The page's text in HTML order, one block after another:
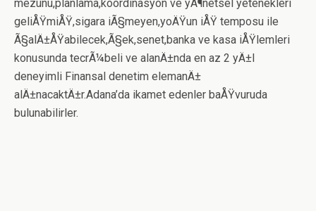
mezunu,planlama,koordinasyon ve yÃ¶netsel yetenekleri
geliÅŸmiÅŸ,sigara iÃ§meyen,yoÄŸun iÅŸ temposu ile
Ã§alÄ±ÅŸabilecek,Ã§ek,senet,banka ve kasa iÅŸlemleri
konusunda tecrÃ¼beli ve alanÄ±nda en az 2 yÄ±l
deneyimli Finansal denetim elemanÄ±
alÄ±nacaktÄ±r.Adana’da ikamet edenler baÅŸvuruda
bulunabilirler.